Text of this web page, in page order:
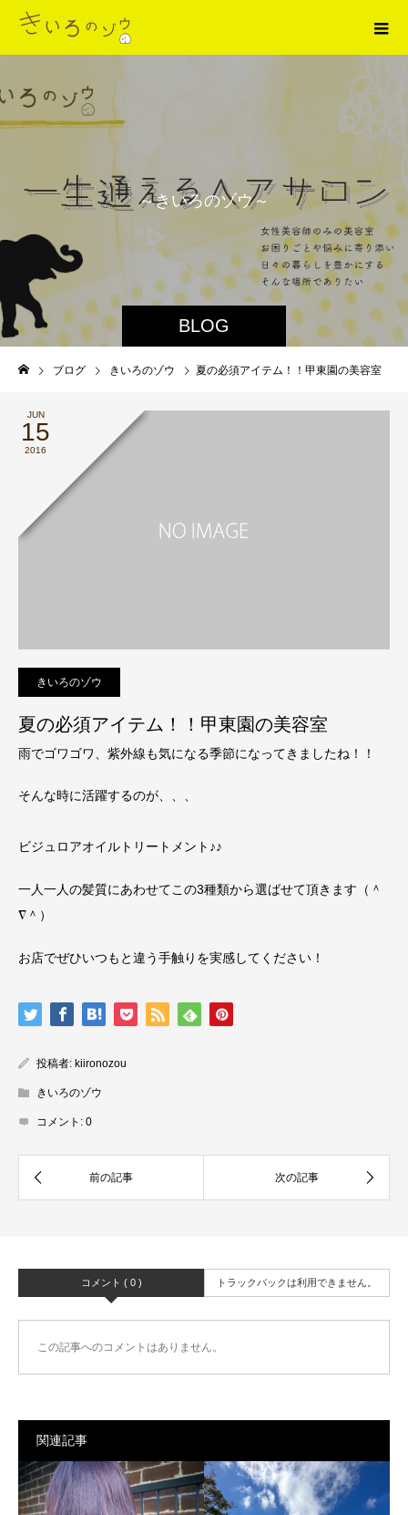
BLOG
～きいろのゾウ～
ブログ きいろのゾウ 夏の必須アイテム！！甲東園の美容室
JUN
15
2016
きいろのゾウ
夏の必須アイテム！！甲東園の美容室
雨でゴワゴワ、紫外線も気になる季節になってきましたね！！
そんな時に活躍するのが、、、
ビジュロアオイルトリートメント♪♪
一人一人の髪質にあわせてこの3種類から選ばせて頂きます（＾
∇＾）
お店でぜひいつもと違う手触りを実感してください！
投稿者: kiironozou
きいろのゾウ
コメント: 0
コメント ( 0 ) トラックバックは利用できません。
この記事へのコメントはありません。
関連記事